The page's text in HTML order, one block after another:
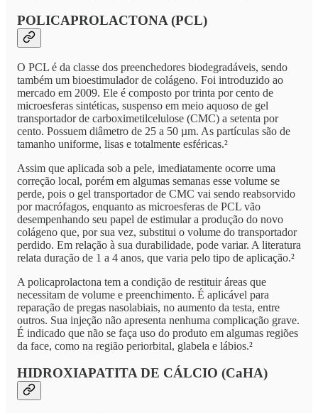
POLICAPROLACTONA (PCL)
O PCL é da classe dos preenchedores biodegradáveis, sendo
também um bioestimulador de colágeno. Foi introduzido ao
mercado em 2009. Ele é composto por trinta por cento de
microesferas sintéticas, suspenso em meio aquoso de gel
transportador de carboximetilcelulose (CMC) a setenta por
cento. Possuem diâmetro de 25 a 50 µm. As partículas são de
tamanho uniforme, lisas e totalmente esféricas.²
Assim que aplicada sob a pele, imediatamente ocorre uma
correção local, porém em algumas semanas esse volume se
perde, pois o gel transportador de CMC vai sendo reabsorvido
por macrófagos, enquanto as microesferas de PCL vão
desempenhando seu papel de estimular a produção do novo
colágeno que, por sua vez, substitui o volume do transportador
perdido. Em relação à sua durabilidade, pode variar. A literatura
relata duração de 1 a 4 anos, que varia pelo tipo de aplicação.²
A policaprolactona tem a condição de restituir áreas que
necessitam de volume e preenchimento. É aplicável para
reparação de pregas nasolabiais, no aumento da testa, entre
outros. Sua injeção não apresenta nenhuma complicação grave.
É indicado que não se faça uso do produto em algumas regiões
da face, como na região periorbital, glabela e lábios.²
HIDROXIAPATITA DE CÁLCIO (CaHA)